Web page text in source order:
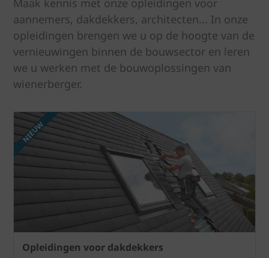
Maak kennis met onze opleidingen voor
aannemers, dakdekkers, architecten... In onze
opleidingen brengen we u op de hoogte van de
vernieuwingen binnen de bouwsector en leren
we u werken met de bouwoplossingen van
wienerberger.
Opleidingen voor dakdekkers
NIEUW